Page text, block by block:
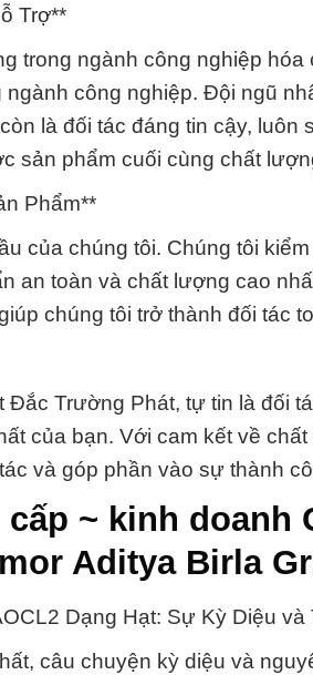
Trợ**
trong ngành công nghiệp
công nghiệp. Đội ngũ
là đối tác đáng tin cậy,
sản phẩm cuối cùng chất
Phẩm**
của chúng tôi. Chúng tôi
an toàn và chất lượng cao
chúng tôi trở thành đối tác
Đắc Trường Phát, tự tin là đối
của bạn. Với cam kết về
và góp phần vào sự thành
~ kinh doanh
Aditya Birla
Dạng Hạt: Sự Kỳ Diệu và
câu chuyện kỳ diệu và